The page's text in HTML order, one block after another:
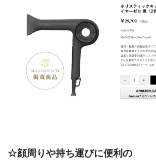
☆顔周りや持ち運びに便利の